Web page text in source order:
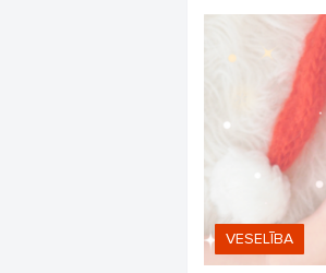
VESELĪBA